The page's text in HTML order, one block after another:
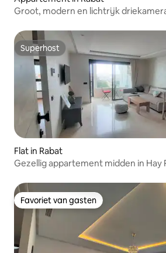
Groot, modern en lichtrijk
Superhost
Superhost
Flat in Rabat
Gezellig appartement midden in Hay
Favoriet van gasten
Favoriet van gasten